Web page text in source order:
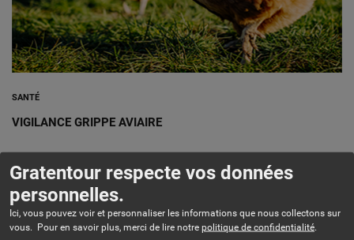
Gratentour respecte vos données
personnelles.
Ici, vous pouvez voir et personnaliser les informations que nous collectons sur
vous. Pour en savoir plus, merci de lire notre politique de confidentialité.
SANTÉ
VIGILANCE GRIPPE AVIAIRE